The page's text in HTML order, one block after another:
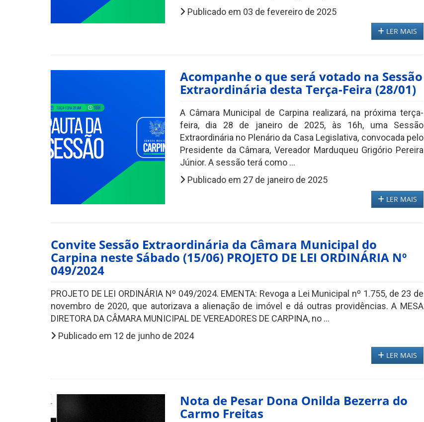
Publicado em 03 de fevereiro de 2025
LER MAIS
Acompanhe o que será votado na Sessão
Extraordinária desta Terça-Feira (28/01)
A Câmara Municipal de Carpina realizará, na próxima terça-
feira, dia 28 de janeiro de 2025, às 16h, uma Sessão
Extraordinária no Plenário da Casa Legislativa, convocada pelo
Presidente da Câmara, Vereador Marduqueu Grigório Pereira
Júnior. A sessão terá como ...
Publicado em 27 de janeiro de 2025
LER MAIS
Convite Sessão Extraordinária da Câmara Municipal do
Carpina neste Sábado (15/06) PROJETO DE LEI ORDINÁRIA Nº
049/2024
PROJETO DE LEI ORDINÁRIA Nº 049/2024. EMENTA: Revoga a Lei Municipal nº 1.755, de 23 de
novembro de 2020, que autorizava a alienação de imóvel e dá outras providências. A MESA
DIRETORA DA CÂMARA MUNICIPAL DE VEREADORES DE CARPINA, no ...
Publicado em 12 de junho de 2024
LER MAIS
Nota de Pesar Dona Onilda Bezerra do
Carmo Freitas